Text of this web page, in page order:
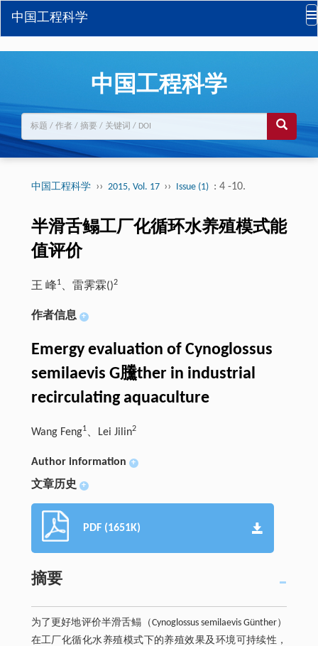
中国工程科学
中国工程科学
中国工程科学 ›› 2015, Vol. 17 ›› Issue (1) : 4 -10.
半滑舌鳎工厂化循环水养殖模式能
值评价
王 峰1、雷霁霖()2
作者信息 +
Emergy evaluation of Cynoglossus
semilaevis G黱ther in industrial
recirculating aquaculture
Wang Feng1、Lei Jilin2
Author information +
文章历史 +
PDF (1651K)
摘要
为了更好地评价半滑舌鳎（Cynoglossus semilaevis Günther）
在工厂化循化水养殖模式下的养殖效果及环境可持续性，